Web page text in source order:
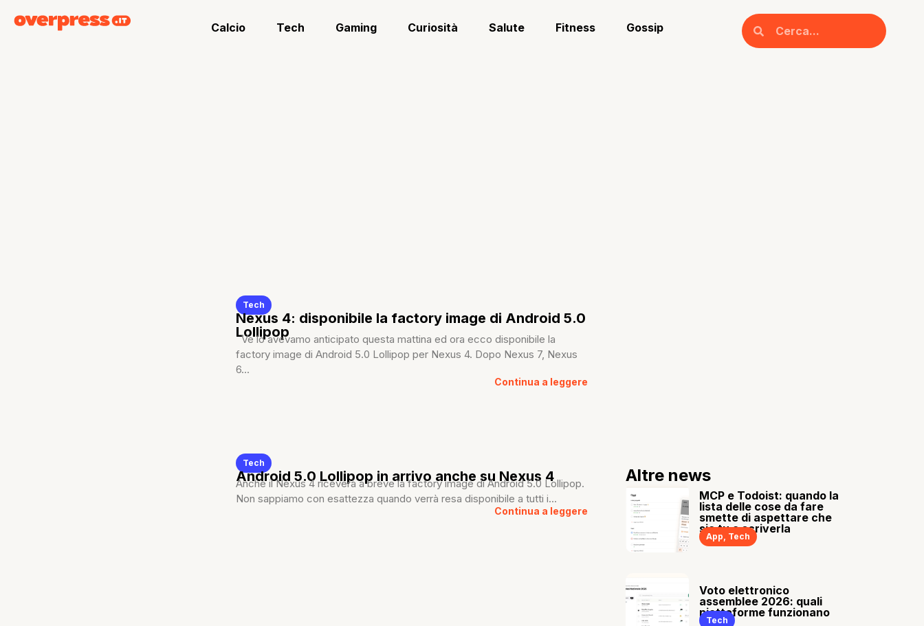
Calcio Tech Gaming Curiosità Salute Fitness Gossip
Tech
Nexus 4: disponibile la factory image di Android 5.0
Lollipop
Ve lo avevamo anticipato questa mattina ed ora ecco disponibile la
factory image di Android 5.0 Lollipop per Nexus 4. Dopo Nexus 7, Nexus
6...
Continua a leggere
Tech
Android 5.0 Lollipop in arrivo anche su Nexus 4
Anche il Nexus 4 riceverà a breve la factory image di Android 5.0 Lollipop.
Non sappiamo con esattezza quando verrà resa disponibile a tutti i...
Continua a leggere
Altre news
MCP e Todoist: quando la
lista delle cose da fare
smette di aspettare che
sia tu a scriverla
App, Tech
Voto elettronico
assemblee 2026: quali
piattaforme funzionano
Tech